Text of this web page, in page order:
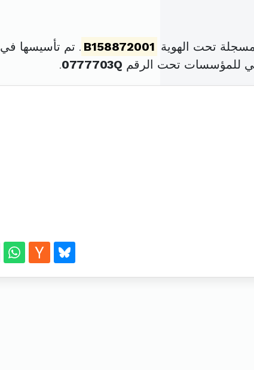
تحت الهوية B158872001 . تم تأسيسها في 26 جانفي 2001 برأس مال قدره
للمؤسسات تحت الرقم 0777703Q
.